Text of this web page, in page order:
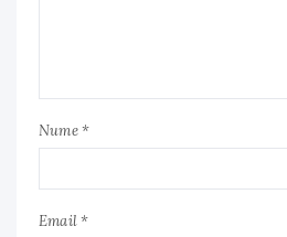
Nume *
Email *